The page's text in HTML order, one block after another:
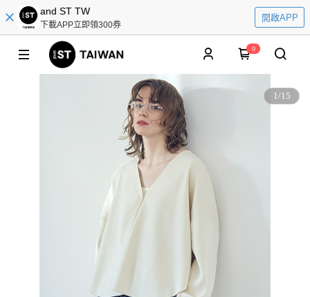
and ST TW
下載APP立即領300券
開啟APP
0
1/15